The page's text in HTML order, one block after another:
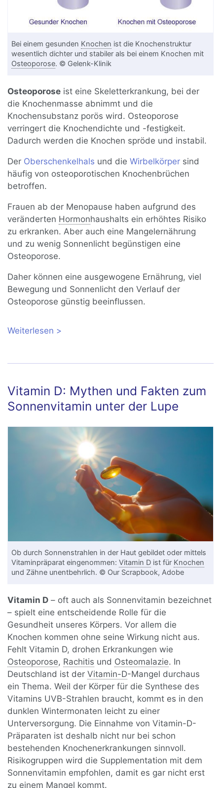
Bei einem gesunden Knochen ist die Knochenstruktur
wesentlich dichter und stabiler als bei einem Knochen mit
Osteoporose. © Gelenk-Klinik
Osteoporose ist eine Skeletterkrankung, bei der
die Knochenmasse abnimmt und die
Knochensubstanz porös wird. Osteoporose
verringert die Knochendichte und -festigkeit.
Dadurch werden die Knochen spröde und instabil.
Der Oberschenkelhals und dieWirbelkörper sind
häufig von osteoporotischen Knochenbrüchen
betroffen.
Frauen ab der Menopause haben aufgrund des
veränderten Hormonhaushalts ein erhöhtes Risiko
zu erkranken. Aber auch eine Mangelernährung
und zu wenig Sonnenlicht begünstigen eine
Osteoporose.
Daher können eine ausgewogene Ernährung, viel
Bewegung und Sonnenlicht den Verlauf der
Osteoporose günstig beeinflussen.
Weiterlesen über Osteoporose: Symptome,
Vitamin D: Mythen und Fakten zum
Sonnenvitamin unter der Lupe
Ob durch Sonnenstrahlen in der Haut gebildet oder mittels
Vitaminpräparat eingenommen:Vitamin D ist für Knochen
und Zähne unentbehrlich. © Our Scrapbook, Adobe
Vitamin D – oft auch als Sonnenvitamin bezeichnet
– spielt eine entscheidende Rolle für die
Gesundheit unseres Körpers. Vor allem die
Knochen kommen ohne seine Wirkung nicht aus.
Fehlt Vitamin D, drohen Erkrankungen wie
Osteoporose, Rachitis und Osteomalazie. In
Deutschland ist derVitamin-D-Mangel durchaus
ein Thema. Weil der Körper für die Synthese des
Vitamins UVB-Strahlen braucht, kommt es in den
dunklen Wintermonaten leicht zu einer
Unterversorgung. Die Einnahme von Vitamin-D-
Präparaten ist deshalb nicht nur bei schon
bestehenden Knochenerkrankungen sinnvoll.
Risikogruppen wird die Supplementation mit dem
Sonnenvitamin empfohlen, damit es gar nicht erst
zu einem Mangel kommt.